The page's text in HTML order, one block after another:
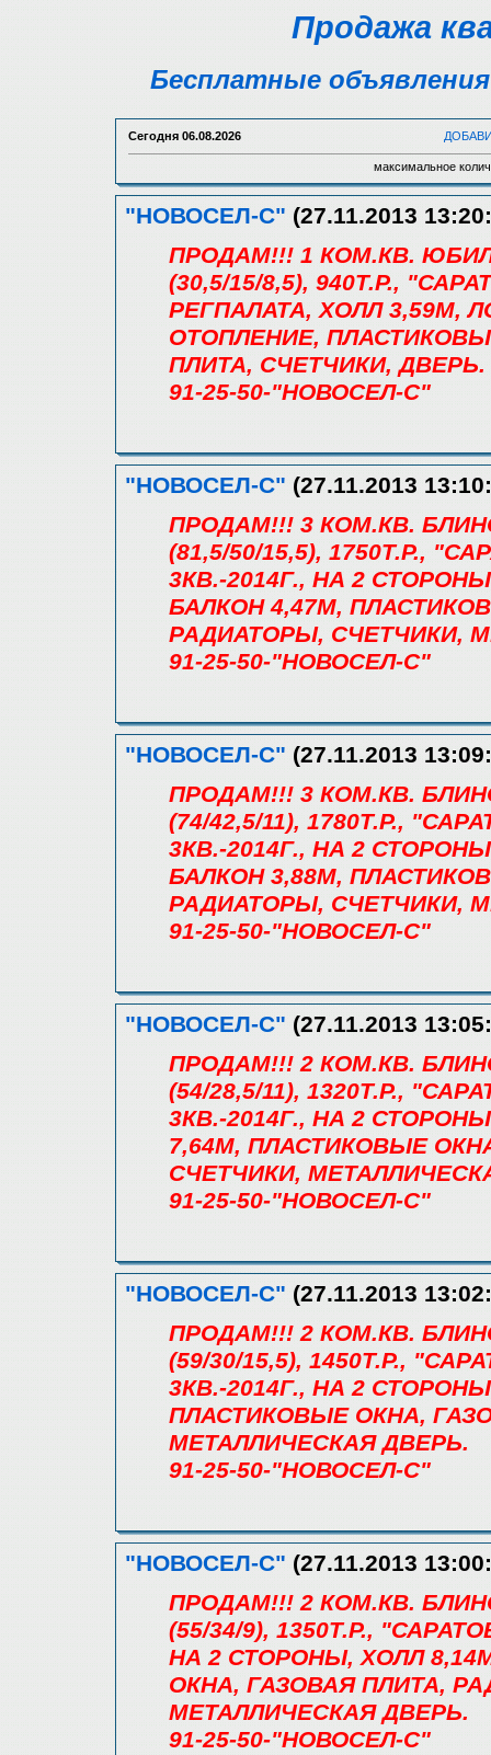
Продажа
Бесплатные
Сегодня 06.08.2026
максимальное
"НОВОСЕЛ-С" (27.11.2013
ПРОДАМ!!! 1 КОМ.КВ.
(30,5/15/8,5), 940Т.Р.,
РЕГПАЛАТА, ХОЛЛ 3,59М,
ОТОПЛЕНИЕ,
ПЛИТА, СЧЕТЧИКИ, ДВЕРЬ.
91-25-50-"НОВОСЕЛ-С"
"НОВОСЕЛ-С" (27.11.2013
ПРОДАМ!!! 3 КОМ.КВ.
(81,5/50/15,5), 1750Т.Р.,
3КВ.-2014Г., НА 2
БАЛКОН 4,47М,
РАДИАТОРЫ, СЧЕТЧИКИ,
91-25-50-"НОВОСЕЛ-С"
"НОВОСЕЛ-С" (27.11.2013
ПРОДАМ!!! 3 КОМ.КВ.
(74/42,5/11), 1780Т.Р.,
3КВ.-2014Г., НА 2
БАЛКОН 3,88М,
РАДИАТОРЫ, СЧЕТЧИКИ,
91-25-50-"НОВОСЕЛ-С"
"НОВОСЕЛ-С" (27.11.2013
ПРОДАМ!!! 2 КОМ.КВ.
(54/28,5/11), 1320Т.Р.,
3КВ.-2014Г., НА 2
7,64М, ПЛАСТИКОВЫЕ
СЧЕТЧИКИ,
91-25-50-"НОВОСЕЛ-С"
"НОВОСЕЛ-С" (27.11.2013
ПРОДАМ!!! 2 КОМ.КВ.
(59/30/15,5), 1450Т.Р.,
3КВ.-2014Г., НА 2
ПЛАСТИКОВЫЕ ОКНА,
МЕТАЛЛИЧЕСКАЯ ДВЕРЬ.
91-25-50-"НОВОСЕЛ-С"
"НОВОСЕЛ-С" (27.11.2013
ПРОДАМ!!! 2 КОМ.КВ.
(55/34/9), 1350Т.Р.,
НА 2 СТОРОНЫ, ХОЛЛ
ОКНА, ГАЗОВАЯ ПЛИТА,
МЕТАЛЛИЧЕСКАЯ ДВЕРЬ.
91-25-50-"НОВОСЕЛ-С"